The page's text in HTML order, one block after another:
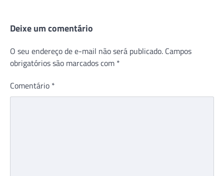
Deixe um comentário
O seu endereço de e-mail não será publicado. Campos
obrigatórios são marcados com *
Comentário *